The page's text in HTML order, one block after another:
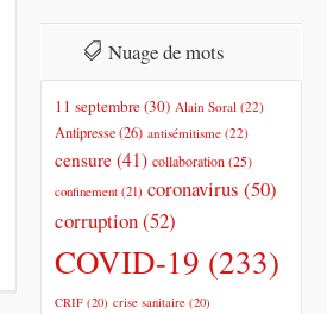
Nuage de mots
11 septembre(30) Alain Soral (22)
Antipresse(26) antisémitisme (22)
censure (41) collaboration(25)
confinement (21) coronavirus (50)
corruption(52)
COVID-19 (233)
CRIF (20) crise sanitaire (20)